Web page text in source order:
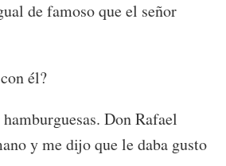
de famoso que el señor
él?
Don Rafael
y me dijo que le daba gusto